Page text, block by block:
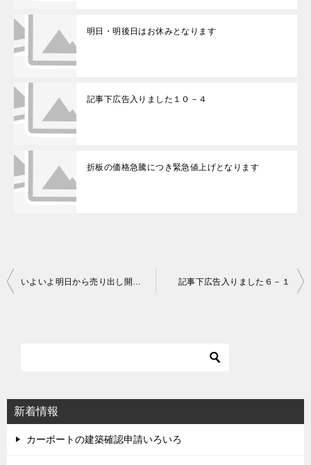
明日・明後日はお休みとなります
記事下広告入りました１０－４
折板の価格急騰につき緊急値上げとなります
シ
ョ
ン
いよいよ明日から売り出し開始です！ 記事下広告入りました６－１
新着情報
カーポートの建築確認申請いろいろ